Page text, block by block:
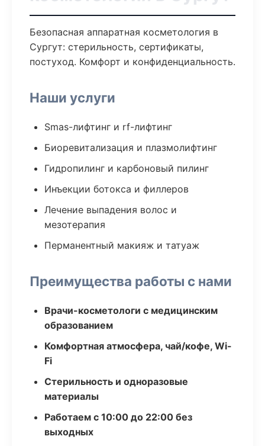
Безопасная аппаратная косметология в
Сургут: стерильность, сертификаты,
постуход. Комфорт и конфиденциальность.
Наши услуги
Smas-лифтинг и rf-лифтинг
Биоревитализация и плазмолифтинг
Гидропилинг и карбоновый пилинг
Инъекции ботокса и филлеров
Лечение выпадения волос и
мезотерапия
Перманентный макияж и татуаж
Преимущества работы с нами
Врачи-косметологи с медицинским
образованием
Комфортная атмосфера, чай/кофе, Wi-
Fi
Стерильность и одноразовые
материалы
Работаем с 10:00 до 22:00 без
выходных